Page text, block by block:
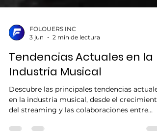
FOLOUERS INC
3 jun
2 min de lectura
Tendencias Actuales en la
Industria Musical
en la industria musical, desde el crecimiento